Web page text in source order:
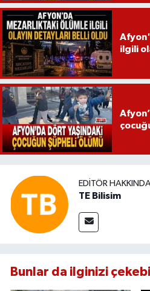
ilgili
EDITÖR HAKKINDA
TE Bilisim
Bunlar da ilginizi